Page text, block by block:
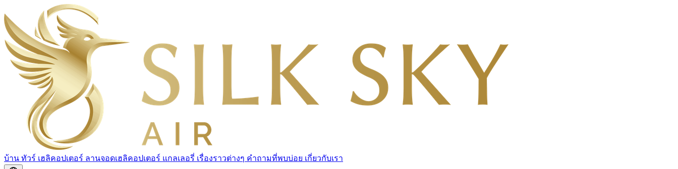
บ้าน ทัวร์ เฮลิคอปเตอร์ ลานจอดเฮลิคอปเตอร์ แกลเลอรี่ เรื่องราวต่างๆ คำถามที่พบบ่อย เกี่ยวกับเรา